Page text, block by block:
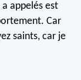
appelés est
Car
saints, car je